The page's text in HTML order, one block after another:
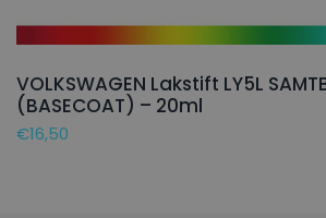
VOLKSWAGEN Lakstift LY5L
(BASECOAT) – 20ml
€16,50